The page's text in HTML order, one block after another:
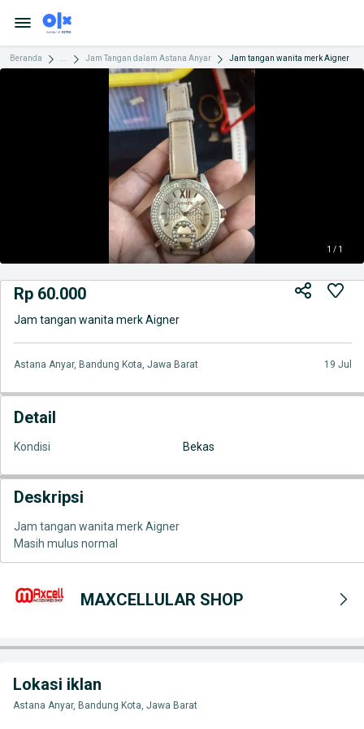
Beranda Jam Tangan dalam Astana Anyar Jam tangan wanita merk Aigner
1 / 1
Rp 60.000
Jam tangan wanita merk Aigner
Astana Anyar, Bandung Kota, Jawa Barat 19 Jul
Detail
Kondisi Bekas
Deskripsi
Jam tangan wanita merk Aigner
Masih mulus normal
MAXCELLULAR SHOP
Lokasi iklan
Astana Anyar, Bandung Kota, Jawa Barat